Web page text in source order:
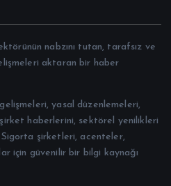
nabzını tutan, tarafsız ve
aktaran bir haber
yasal düzenlemeleri,
haberlerini, sektörel yenilikleri
Sigorta şirketleri, acenteler,
için güvenilir bir bilgi kaynağı